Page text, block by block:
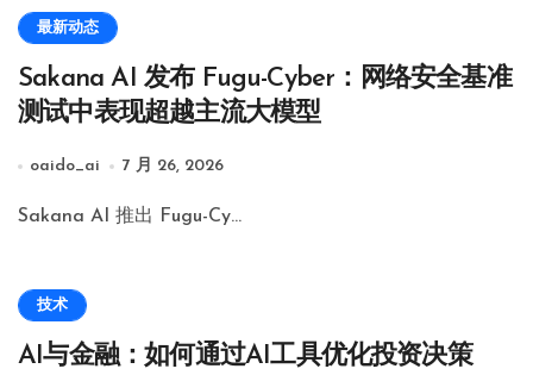
最新动态
Sakana AI 发布 Fugu-Cyber：网络安全基准
测试中表现超越主流大模型
oaido_ai 7 月 26, 2026
Sakana AI 推出 Fugu-Cy…
技术
AI与金融：如何通过AI工具优化投资决策